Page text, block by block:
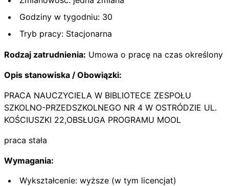
Godziny w tygodniu: 30
Tryb pracy: Stacjonarna
Rodzaj zatrudnienia: Umowa o pracę na czas określony
Opis stanowiska / Obowiązki:
PRACA NAUCZYCIELA W BIBLIOTECE ZESPOŁU
SZKOLNO-PRZEDSZKOLNEGO NR 4 W OSTRÓDZIE UL.
KOŚCIUSZKI 22,OBSŁUGA PROGRAMU MOOL
praca stała
Wymagania:
Wykształcenie: wyższe (w tym licencjat)